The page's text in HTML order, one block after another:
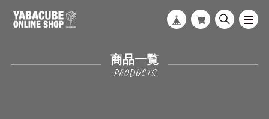
商品一覧